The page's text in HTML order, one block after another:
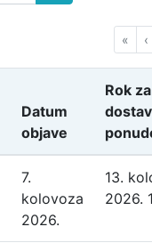
« First‹
Datum
objave
Rok za
7.
kolovoza
2026.
13.
2026.